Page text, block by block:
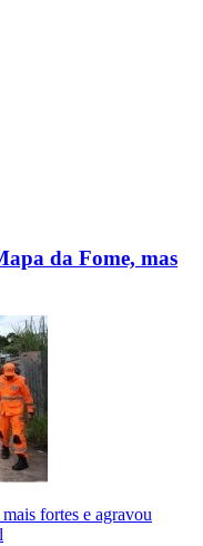
da Fome, mas
fortes e agravou